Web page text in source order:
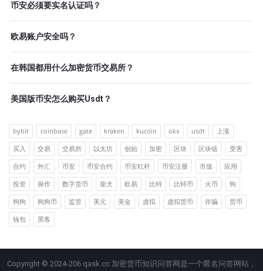
币安必须要实名认证吗？
欧易账户安全吗？
在韩国都用什么加密货币交易所？
美国版币安怎么购买Usdt？
bybit coinbase gate kraken kucoin okx usdt
上涨
买入
交易 交易所 以太坊 创始 加密 区块 区块链
受害
合约
外汇 币安 币安合约 币安杠杆 币安注册 市值
应用
投资
操作 数字货币 柴犬 欧易 比特 比特币 火币
狗
狗狗
狗狗币 监管 美元 美金 虚拟 虚拟货币 诈骗
货币
钱包
黑客
Copyright © 2024-206 qask.cc 加密货币知识问答网是一个匿名问答网站，